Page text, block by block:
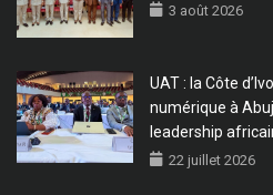
3 août 2026
UAT : la Côte
numérique à
leadership
22 juillet 2026